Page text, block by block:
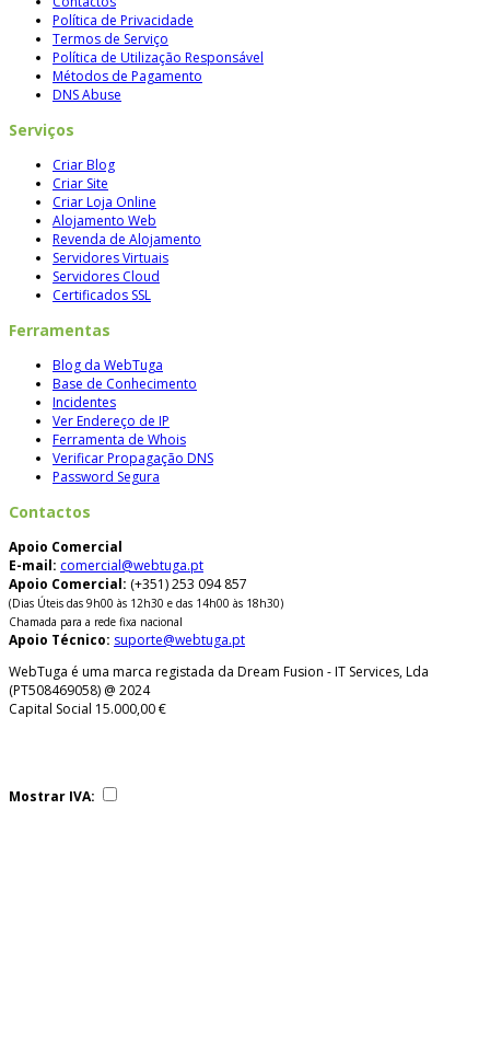
Política de Privacidade
Termos de Serviço
Política de Utilização Responsável
Métodos de Pagamento
DNS Abuse
Serviços
Criar Blog
Criar Site
Criar Loja Online
Alojamento Web
Revenda de Alojamento
Servidores Virtuais
Servidores Cloud
Certificados SSL
Ferramentas
Blog da WebTuga
Base de Conhecimento
Incidentes
Ver Endereço de IP
Ferramenta de Whois
Verificar Propagação DNS
Password Segura
Contactos
Apoio Comercial
E-mail: comercial@webtuga.pt
Apoio Comercial: (+351) 253 094 857
(Dias Úteis das 9h00 às 12h30 e das 14h00 às 18h30)
Chamada para a rede fixa nacional
Apoio Técnico: suporte@webtuga.pt
WebTuga é uma marca registada da Dream Fusion - IT Services, Lda
(PT508469058) @ 2024
Capital Social 15.000,00 €
Mostrar IVA: